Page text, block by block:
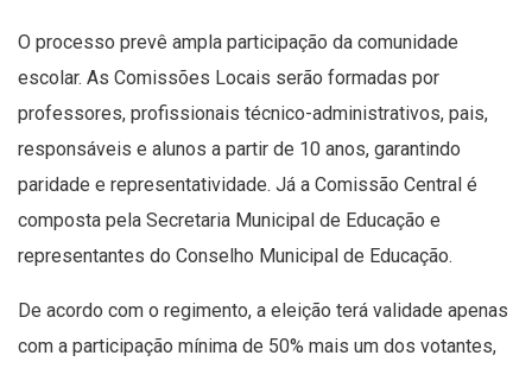
O processo prevê ampla participação da comunidade
escolar. As Comissões Locais serão formadas por
professores, profissionais técnico-administrativos, pais,
responsáveis e alunos a partir de 10 anos, garantindo
paridade e representatividade. Já a Comissão Central é
composta pela Secretaria Municipal de Educação e
representantes do Conselho Municipal de Educação.
De acordo com o regimento, a eleição terá validade apenas
com a participação mínima de 50% mais um dos votantes,